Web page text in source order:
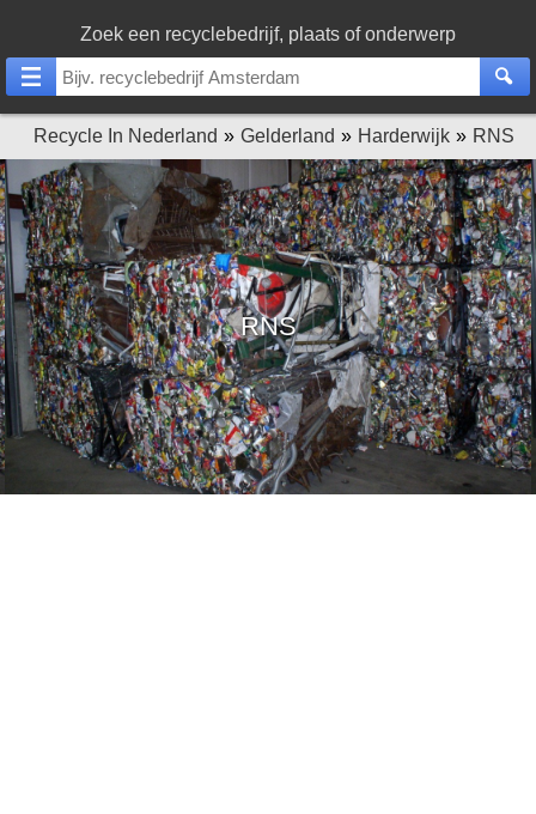
Zoek een recyclebedrijf, plaats of onderwerp
Recycle In Nederland Gelderland Harderwijk RNS
RNS